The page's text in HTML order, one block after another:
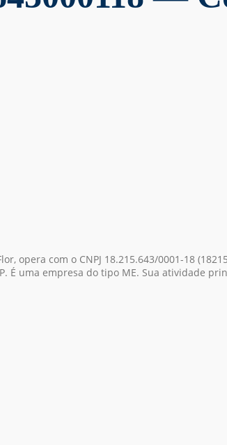
opera com o CNPJ 18.215.643/0001-18
É uma empresa do tipo ME. Sua atividade